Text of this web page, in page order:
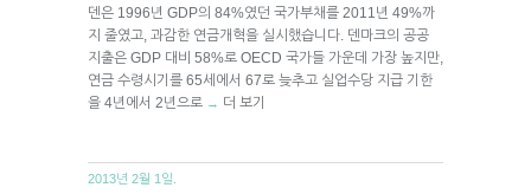
덴은 1996년 GDP의 84%였던 국가부채를 2011년 49%까
지 줄였고, 과감한 연금개혁을 실시했습니다. 덴마크의 공공
지출은 GDP 대비 58%로 OECD 국가들 가운데 가장 높지만,
연금 수령시기를 65세에서 67로 늦추고 실업수당 지급 기한
을 4년에서 2년으로 → 더 보기
2013년 2월 1일.